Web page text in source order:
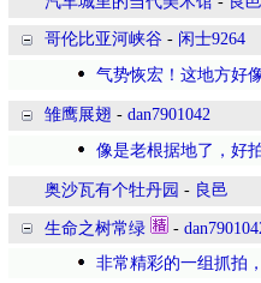
哥伦比亚河峡谷 - 闲士9264
气势恢宏！这地方好
雏鹰展翅 - dan7901042
像是老根据地了，好拍
奥沙瓦有个牡丹园 - 良邑
生命之树常绿 -
非常精彩的一组抓拍